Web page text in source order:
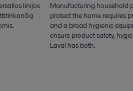
linijos
Manufacturing household
protect the home requires
and a broad hygienic
ensure product safety,
Laval has both.